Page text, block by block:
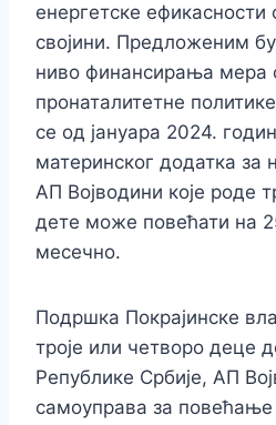
енергетске ефикасности
својини. Предложеним
ниво финансирања мера
пронаталитетне
се од јануара 2024.
материнског додатка за
АП Војводини које роде
дете може повећати на
месечно.
Подршка Покрајинске
троје или четворо деце
Републике Србије, АП
самоуправа за повећање